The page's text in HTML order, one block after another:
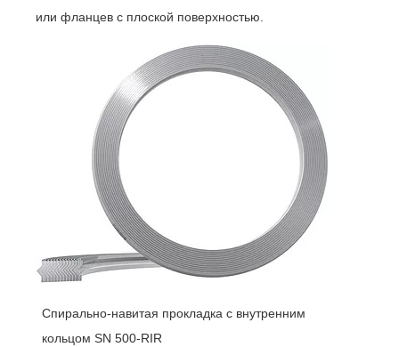
или фланцев с плоской поверхностью.
Спирально-навитая прокладка с внутренним
кольцом SN 500-RIR